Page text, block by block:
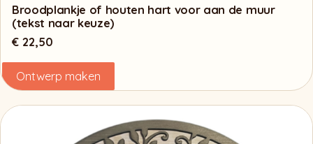
Broodplankje of houten hart voor aan de muur
(tekst naar keuze)
€ 22,50
Ontwerp maken